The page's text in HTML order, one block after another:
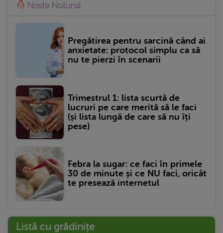
Pregătirea pentru sarcină când ai
anxietate: protocol simplu ca să
nu te pierzi în scenarii
Trimestrul 1: lista scurtă de
lucruri pe care merită să le faci
(și lista lungă de care să nu îți
pese)
Febra la sugar: ce faci în primele
30 de minute și ce NU faci, oricât
te presează internetul
Listă cu grădinițe